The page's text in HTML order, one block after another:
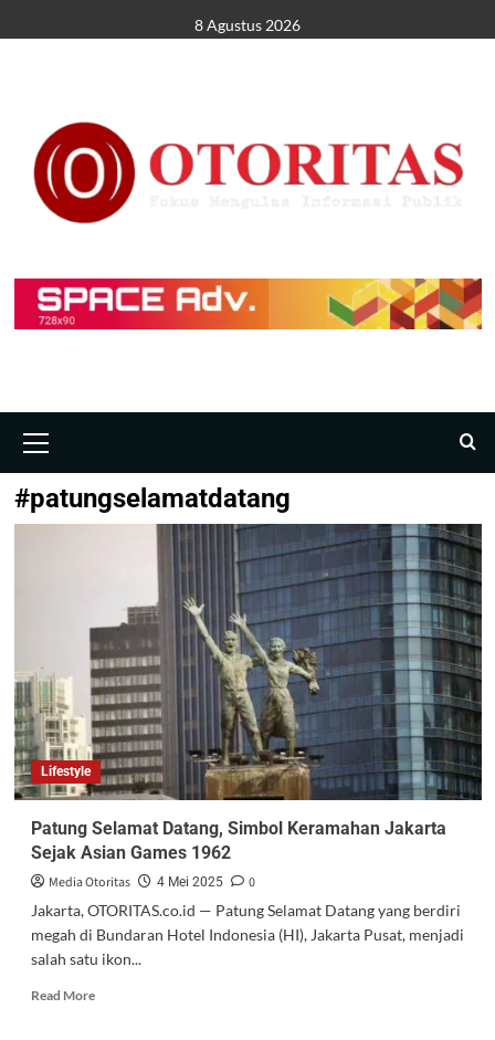
8 Agustus 2026
#patungselamatdatang
Lifestyle
Patung Selamat Datang, Simbol Keramahan Jakarta
Sejak Asian Games 1962
Media Otoritas 4 Mei 2025
0
Jakarta, OTORITAS.co.id — Patung Selamat Datang yang berdiri
megah di Bundaran Hotel Indonesia (HI), Jakarta Pusat, menjadi
salah satu ikon...
Read More